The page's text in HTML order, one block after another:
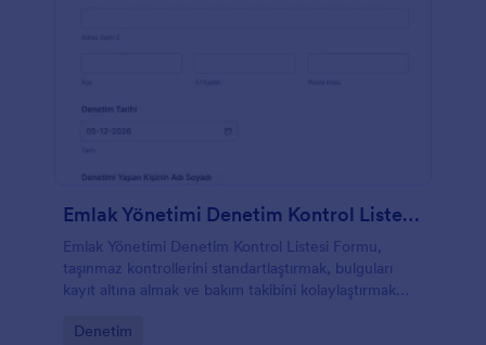
Emlak Yönetimi Denetim Kontrol Listesi Formu
Emlak Yönetimi Denetim Kontrol Listesi Formu,
taşınmaz kontrollerini standartlaştırmak, bulguları
kayıt altına almak ve bakım takibini kolaylaştırmak
idealdir.
Go to Category:
Denetim